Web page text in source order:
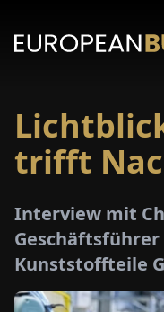
trifft
Interview mit
Geschäftsführer
Kunststoffteile